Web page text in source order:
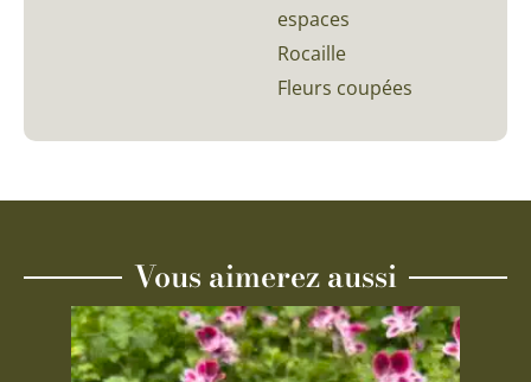
espaces
Rocaille
Fleurs coupées
Vous aimerez aussi